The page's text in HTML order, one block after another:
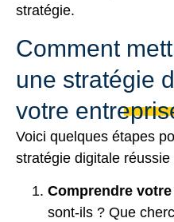
stratégie.
Comment
une stratégie
votre
Voici quelques étapes
stratégie digitale réussie
Comprendre
sont-ils ? Que